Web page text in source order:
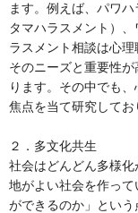
ます。例えば、パワ
タマハラスメント）
ラスメント相談は心理
そのニーズと重要性
ります。その中でも
焦点を当て研究してお
２．多文化共生
社会はどんどん多様
地がよい社会を作っ
ができるのか」とい